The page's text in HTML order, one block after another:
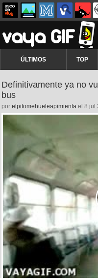
ÚLTIMOS TOP
Definitivamente ya no
bus
por elpitomehueleapimienta el 8 jul